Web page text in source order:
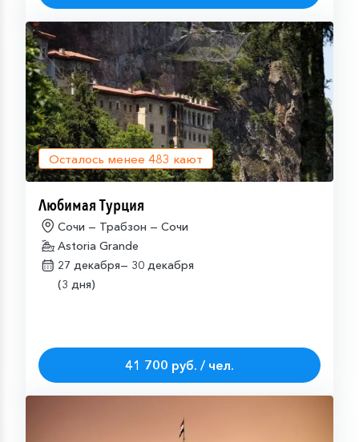
Осталось менее 483 кают
Любимая Турция
Сочи — Трабзон — Сочи
Astoria Grande
27 декабря— 30 декабря
(3 дня)
41 700 руб. / чел.